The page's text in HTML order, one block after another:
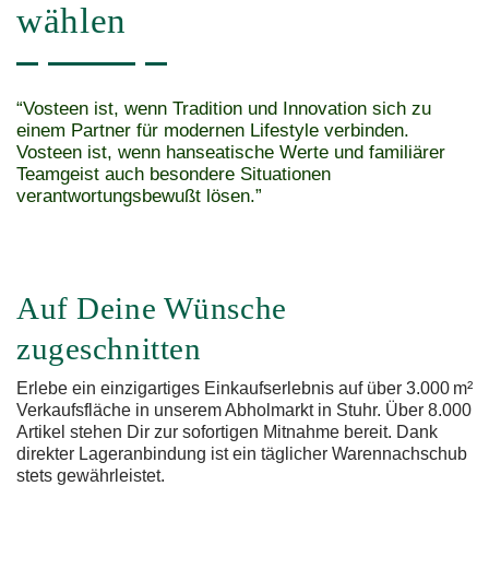
wählen
“Vosteen ist, wenn Tradition und Innovation sich zu
einem Partner für modernen Lifestyle verbinden.
Vosteen ist, wenn hanseatische Werte und familiärer
Teamgeist auch besondere Situationen
verantwortungsbewußt lösen.”
Auf Deine Wünsche
zugeschnitten
Erlebe ein einzigartiges Einkaufserlebnis auf über 3.000 m²
Verkaufsfläche in unserem Abholmarkt in Stuhr. Über 8.000
Artikel stehen Dir zur sofortigen Mitnahme bereit. Dank
direkter Lageranbindung ist ein täglicher Warennachschub
stets gewährleistet.